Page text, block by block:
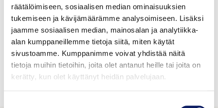
räätälöimiseen, sosiaalisen median ominaisuuksien
tukemiseen ja kävijämäärämme analysoimiseen. Lisäksi
jaamme sosiaalisen median, mainosalan ja analytiikka-
alan kumppaneillemme tietoja siitä, miten käytät
sivustoamme. Kumppanimme voivat yhdistää näitä
tietoja muihin tietoihin, joita olet antanut heille tai joita on
kerätty, kun olet käyttänyt heidän palvelujaan.
Tuotteet